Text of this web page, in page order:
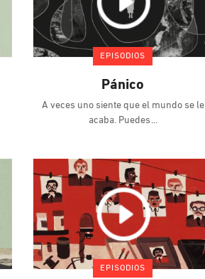
EPISODIOS
Pánico
A veces uno siente que el mundo se le
acaba. Puedes
EPISODIOS